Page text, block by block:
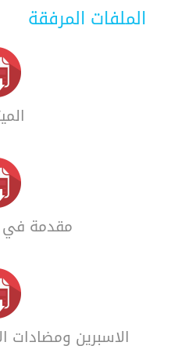
الملفات المرفقة
مقدمة في
الاسبرين ومضادات